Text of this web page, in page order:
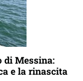
di Messina:
e la rinascita